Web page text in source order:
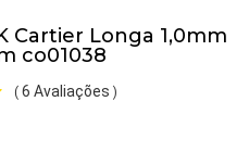
Cartier Longa 1,0mm
co01038
( 6 Avaliações )